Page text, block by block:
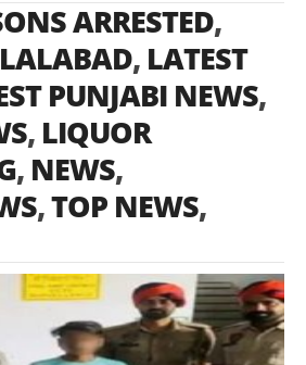
ARRESTED,
, LATEST
PUNJABI NEWS,
, LIQUOR
, NEWS,
,TOP NEWS,